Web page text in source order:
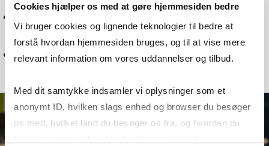
Cookies hjælper os med at gøre hjemmesiden bedre
Vi bruger cookies og lignende teknologier til bedre at
forstå hvordan hjemmesiden bruges, og til at vise mere
relevant information om vores uddannelser og tilbud.
Med dit samtykke indsamler vi oplysninger som et
anonymt ID, hvilken slags enhed og browser du besøger
os med, hvilket land du besøger os fra, og hvordan du
Digitalisering
Nulstil